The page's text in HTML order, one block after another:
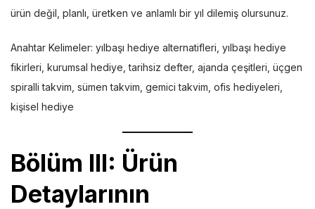
ürün değil, planlı, üretken ve anlamlı bir yıl dilemiş olursunuz.
Anahtar Kelimeler: yılbaşı hediye alternatifleri, yılbaşı hediye
fikirleri, kurumsal hediye, tarihsiz defter, ajanda çeşitleri, üçgen
spiralli takvim, sümen takvim, gemici takvim, ofis hediyeleri,
kişisel hediye
Bölüm III: Ürün
Detaylarının